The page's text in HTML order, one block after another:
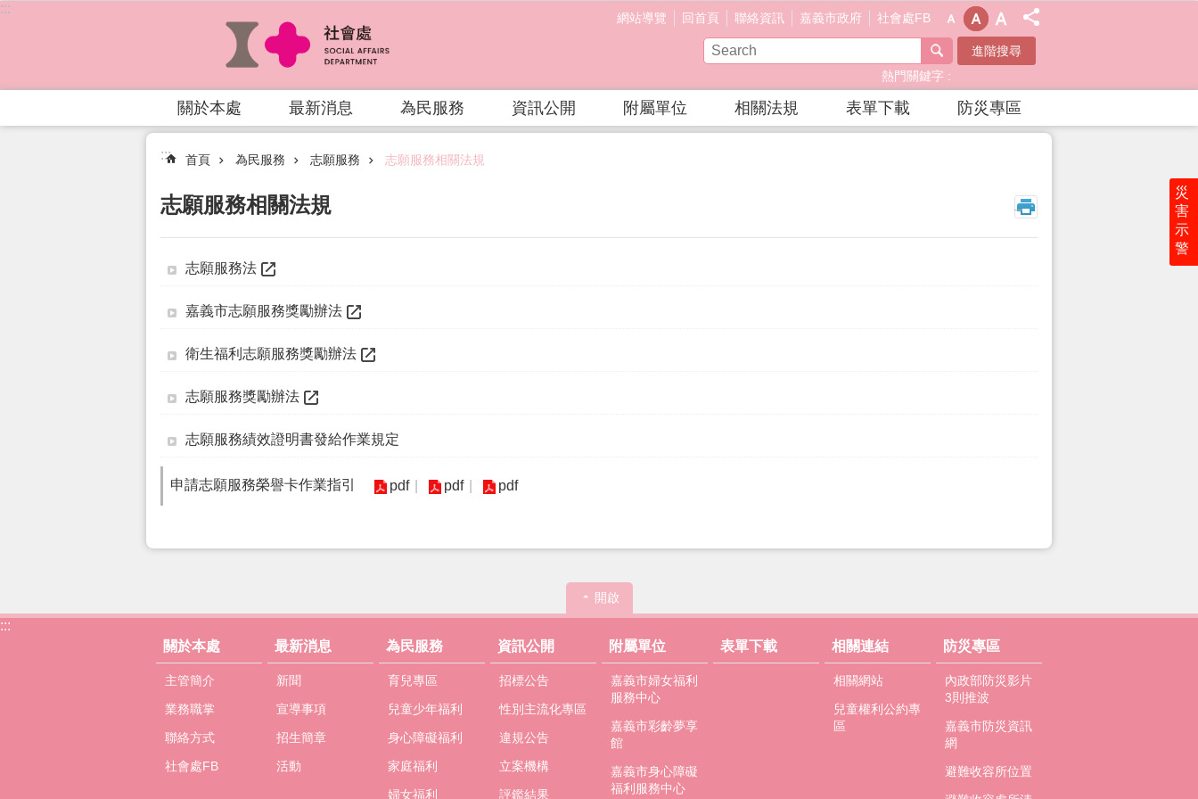
跳到主要內容區塊
災
害
示
警
:::
網站導覽 回首頁 聯絡資訊 嘉義市政府 社會處FB
進階搜尋
熱門關鍵字
關於本處 最新消息 為民服務 資訊公開 附屬單位 相關法規 表單下載 防災專區
::: 首頁 為民服務 志願服務 志願服務相關法規
志願服務相關法規 _
志願服務法
嘉義市志願服務獎勵辦法
衛生福利志願服務獎勵辦法
志願服務獎勵辦法
志願服務績效證明書發給作業規定
申請志願服務榮譽卡作業指引 pdf pdf pdf
開啟
:::
關於本處
主管簡介
業務職掌
聯絡方式
社會處FB
最新消息
新聞
宣導事項
招生簡章
活動
為民服務
育兒專區
兒童少年福利
身心障礙福利
家庭福利
婦女福利
資訊公開
招標公告
性別主流化專區
違規公告
立案機構
評鑑結果
附屬單位
嘉義市婦女福利
服務中心
嘉義市彩齡夢享
館
嘉義市身心障礙
福利服務中心
表單下載 相關連結
相關網站
兒童權利公約專
區
防災專區
內政部防災影片
3則推波
嘉義市防災資訊
網
避難收容所位置